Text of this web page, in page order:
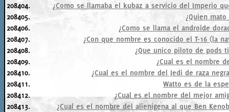
208404.
¿Como se llamaba el kubaz a servicio del Imperio
208405.
¿Quien
208406.
¿Como se llama el androide
208407.
¿Con que nombre es conocido el T-16 (la
208408.
¿Que unico piloto de pods
208409.
¿Cual es el nombre
208410.
¿Cual es el nombre del Jedi de raza
208411.
Watto es de la
208412.
¿Cual es el nombre del mejor
208413.
¿Cual es el nombre del alienigena al que Ben